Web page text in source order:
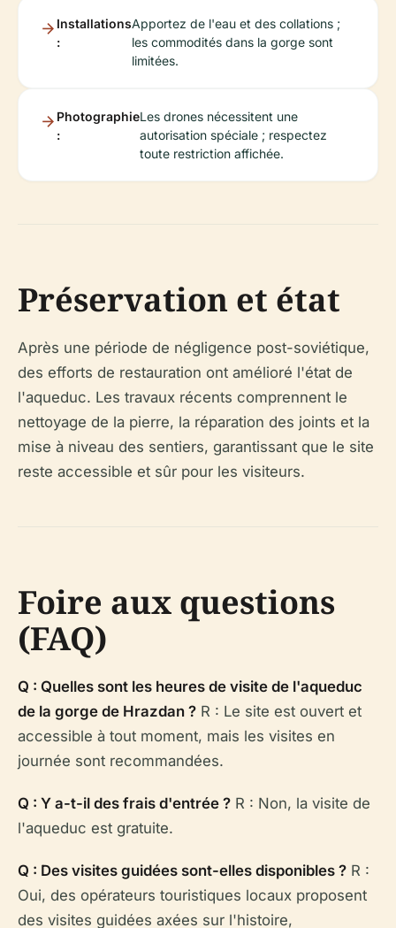
Installations
:
Apportez de l'eau et des collations ;
les commodités dans la gorge sont
limitées.
Photographie
:
Les drones nécessitent une
autorisation spéciale ; respectez
toute restriction affichée.
Préservation et état
Après une période de négligence post-soviétique,
des efforts de restauration ont amélioré l'état de
l'aqueduc. Les travaux récents comprennent le
nettoyage de la pierre, la réparation des joints et la
mise à niveau des sentiers, garantissant que le site
reste accessible et sûr pour les visiteurs.
Foire aux questions
(FAQ)
Q : Quelles sont les heures de visite de l'aqueduc
de la gorge de Hrazdan ? R : Le site est ouvert et
accessible à tout moment, mais les visites en
journée sont recommandées.
Q : Y a-t-il des frais d'entrée ? R : Non, la visite de
l'aqueduc est gratuite.
Q : Des visites guidées sont-elles disponibles ? R :
Oui, des opérateurs touristiques locaux proposent
des visites guidées axées sur l'histoire,